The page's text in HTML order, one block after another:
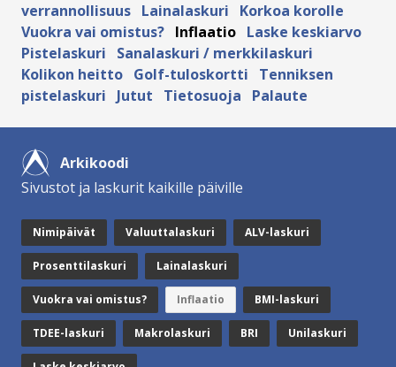
verrannollisuus Lainalaskuri
Korkoa korolle
Vuokra vai omistus? Inflaatio Laske keskiarvo
Pistelaskuri
Sanalaskuri / merkkilaskuri
Kolikon heitto Golf-tuloskortti
Tenniksen
pistelaskuri
Jutut Tietosuoja Palaute
Arkikoodi
Sivustot ja laskurit kaikille päiville
Nimipäivät Valuuttalaskuri ALV-laskuri
Prosenttilaskuri Lainalaskuri
Vuokra vai omistus? Inflaatio BMI-laskuri
TDEE-laskuri Makrolaskuri BRI Unilaskuri